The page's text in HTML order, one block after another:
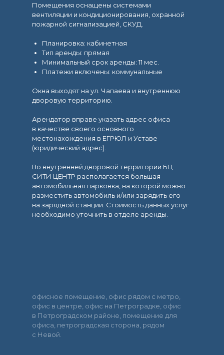
Помещения оснащены системами
вентиляции и кондиционирования, охранной
пожарной сигнализацией, СКУД.
Планировка: кабинетная
Тип аренды: прямая
Минимальный срок аренды: 11 мес.
Платежи включены: коммунальные
Окна выходят на ул. Чапаева и внутреннюю
дворовую территорию.
Арендатор вправе указать адрес офиса
в качестве своего основного
местонахождения в ЕГРЮЛ и Уставе
(юридический адрес).
Во внутренней дворовой территории БЦ
СИТИ ЦЕНТР располагается большая
автомобильная парковка, на которой можно
разместить автомобиль и/или зарядить его
на зарядной станции. Стоимость данных услуг
необходимо уточнить в отделе аренды.
офисное помещение, офис рядом с метро,
офис в центре, офис на Петроградке, офис
в Петроградском районе, помещение для
офиса, петроградская сторона, рядом
с Невой.